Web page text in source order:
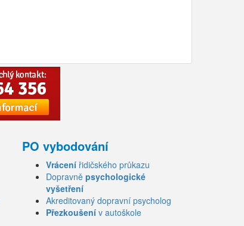
PO vybodování
Vrácení řidičského průkazu
Dopravně psychologické
vyšetření
Akreditovaný dopravní psycholog
Přezkoušení v autoškole